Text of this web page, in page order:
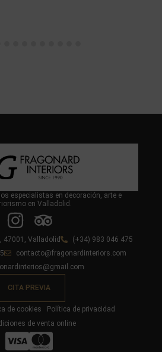
especialistas en decoración, arte e
en Valladolid.
47001, Valladolid
(+34) 983 046 475
contacto@fragonardinteriors.com
CITA PREVIA
de cookies
Política de privacidad
de venta online